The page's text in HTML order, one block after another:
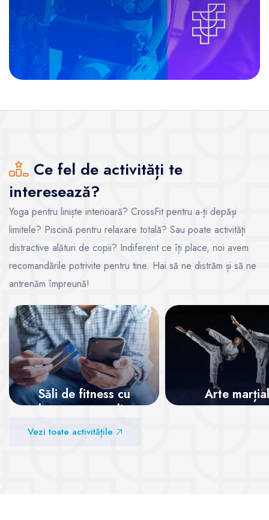
Ce fel de activități te
interesează?
Yoga pentru liniște interioară? CrossFit pentru a-ți depăși
limitele? Piscină pentru relaxare totală? Sau poate activități
distractive alături de copii? Indiferent ce îți place, noi avem
recomandările potrivite pentru tine. Hai să ne distrăm și să ne
antrenăm împreună!
Săli de fitness cu
abonamente online
Arte
Vezi toate activitățile